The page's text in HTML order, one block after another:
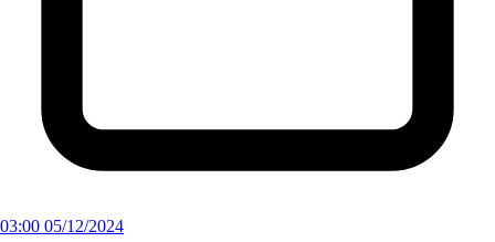
03:00 05/12/2024